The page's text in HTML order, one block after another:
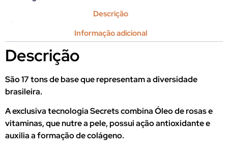
Descrição
Informação adicional
Descrição
São 17 tons de base que representam a diversidade
brasileira.
A exclusiva tecnologia Secrets combina Óleo de rosas e
vitaminas, que nutre a pele, possui ação antioxidante e
auxilia a formação de colágeno.